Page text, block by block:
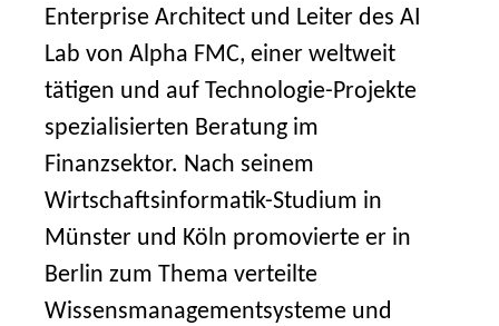
Enterprise Architect und Leiter des AI
Lab von Alpha FMC, einer weltweit
tätigen und auf Technologie-Projekte
spezialisierten Beratung im
Finanzsektor. Nach seinem
Wirtschaftsinformatik-Studium in
Münster und Köln promovierte er in
Berlin zum Thema verteilte
Wissensmanagementsysteme und